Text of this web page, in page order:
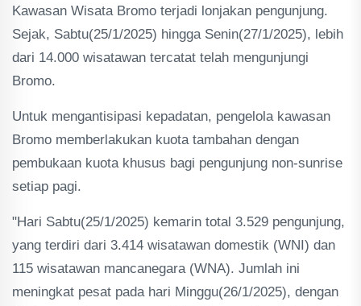
Kawasan Wisata Bromo terjadi lonjakan pengunjung.
Sejak, Sabtu(25/1/2025) hingga Senin(27/1/2025), lebih
dari 14.000 wisatawan tercatat telah mengunjungi
Bromo.
Untuk mengantisipasi kepadatan, pengelola kawasan
Bromo memberlakukan kuota tambahan dengan
pembukaan kuota khusus bagi pengunjung non-sunrise
setiap pagi.
"Hari Sabtu(25/1/2025) kemarin total 3.529 pengunjung,
yang terdiri dari 3.414 wisatawan domestik (WNI) dan
115 wisatawan mancanegara (WNA). Jumlah ini
meningkat pesat pada hari Minggu(26/1/2025), dengan